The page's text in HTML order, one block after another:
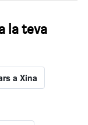
la teva
a Xina